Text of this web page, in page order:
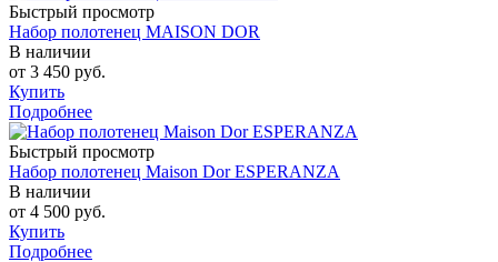
Быстрый просмотр
Набор полотенец MAISON DOR
В наличии
от 3 450 руб.
Купить
Подробнее
Быстрый просмотр
Набор полотенец Maison Dor ESPERANZA
В наличии
от 4 500 руб.
Купить
Подробнее